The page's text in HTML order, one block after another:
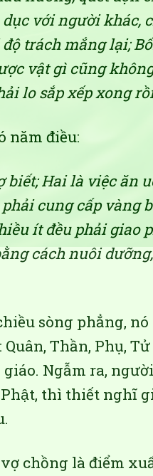
với người khác,
trách mắng lại;
vật gì cũng
lo sắp xếp xong
năm điều:
biết; Hai là việc ăn
cung cấp vàng
ít đều phải giao
cách nuôi
sòng phẳng,
Thần, Phụ,
Ngẫm ra,
thì thiết nghĩ
chồng là điểm